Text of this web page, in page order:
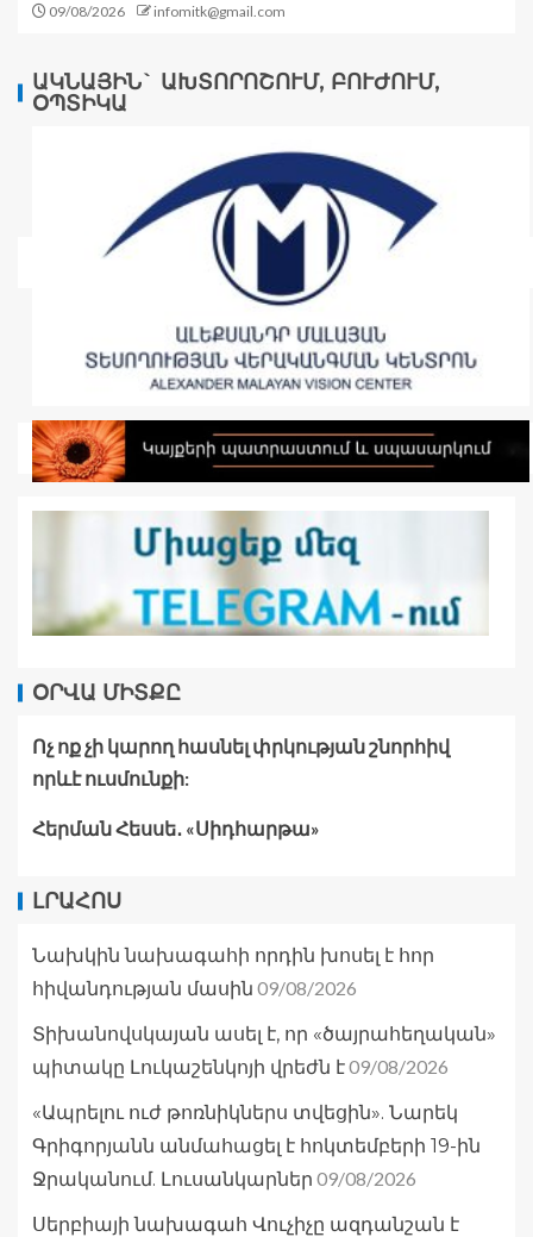
09/08/2026 infomitk@gmail.com
ԱԿՆԱՅԻՆ` ԱԽՏՈՐՈՇՈՒՄ, ԲՈՒԺՈՒՄ,
ՕՊՏԻԿԱ
ՕՐՎԱ ՄԻՏՔԸ
Ոչ ոք չի կարող հասնել փրկության շնորհիվ
որևէ ուսմունքի:
Հերման Հեսսե․ «Սիդհարթա»
ԼՐԱՀՈՍ
Նախկին նախագահի որդին խոսել է հոր
հիվանդության մասին 09/08/2026
Տիխանովսկայան ասել է, որ «ծայրահեղական»
պիտակը Լուկաշենկոյի վրեժն է09/08/2026
«Ապրելու ուժ թոռնիկներս տվեցին». Նարեկ
Գրիգորյանն անմահացել է հոկտեմբերի 19-ին
Ջրականում. Լուսանկարներ 09/08/2026
Սերբիայի նախագահ Վուչիչը ազդանշան է